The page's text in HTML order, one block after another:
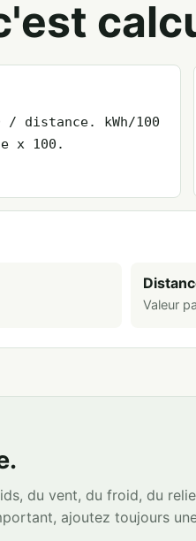
/ distance. kWh/100
x 100.
Valeur
du vent, du froid, du
ajoutez toujours